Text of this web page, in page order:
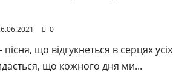
0
що відгукнеться в серцях усіх
що кожного дня ми...